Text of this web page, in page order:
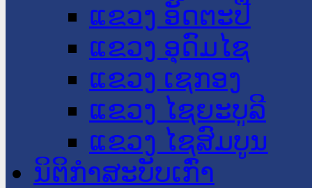
ແຂວງ ອັດຕະປື
ແຂວງ ອຸດົມໄຊ
ແຂວງ ເຊກອງ
ແຂວງ ໄຊຍະບູລີ
ແຂວງ ໄຊສົມບູນ
ນິຕິກໍາສະບັບເກົ່າ